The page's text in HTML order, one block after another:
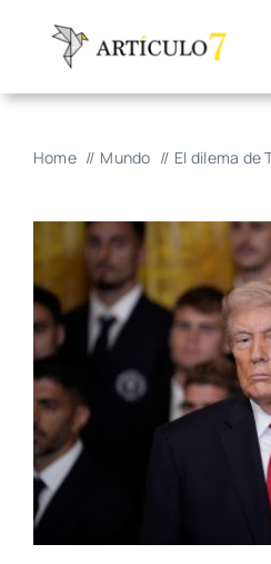
Home Mundo El dilema de